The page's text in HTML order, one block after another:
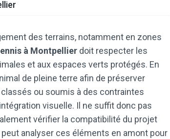
des terrains, notamment en zones
à Montpellier doit respecter les
et aux espaces verts protégés. En
de pleine terre afin de préserver
classés ou soumis à des contraintes
visuelle. Il ne suffit donc pas
vérifier la compatibilité du projet
analyser ces éléments en amont pour